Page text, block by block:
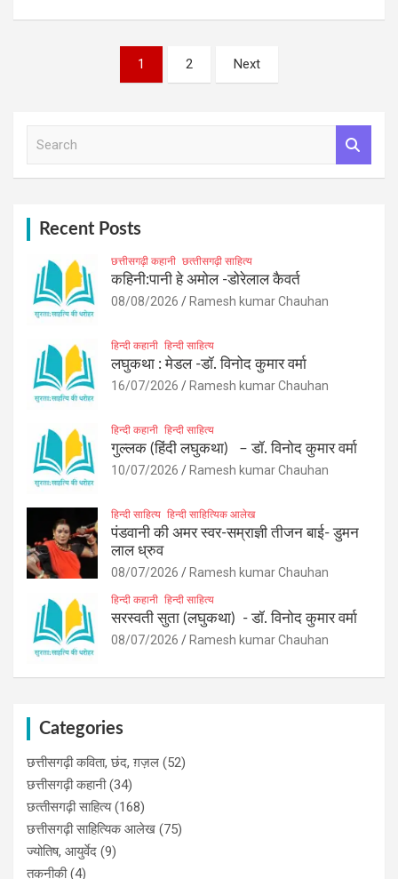
1 2 Next
Recent Posts
छत्तीसगढ़ी कहानी छत्‍तीसगढ़ी साहित्‍य
कहिनी:पानी हे अमोल -डोरेलाल कैवर्त
08/08/2026 Ramesh kumar Chauhan
हिन्दी कहानी हिन्दी साहित्य
लघुकथा : मेडल -डॉ. विनोद कुमार वर्मा
16/07/2026 Ramesh kumar Chauhan
हिन्दी कहानी हिन्दी साहित्य
गुल्लक (हिंदी लघुकथा) – डॉ. विनोद कुमार वर्मा
10/07/2026 Ramesh kumar Chauhan
हिन्दी साहित्य हिन्दी साहित्यिक आलेख
पंडवानी की अमर स्वर-सम्राज्ञी तीजन बाई- डुमन
लाल ध्रुव
08/07/2026 Ramesh kumar Chauhan
हिन्दी कहानी हिन्दी साहित्य
सरस्वती सुता (लघुकथा) ​- डॉ. विनोद कुमार वर्मा
08/07/2026 Ramesh kumar Chauhan
Categories
छत्तीसगढ़ी कविता, छंद, ग़ज़ल (52)
छत्तीसगढ़ी कहानी(34)
छत्‍तीसगढ़ी साहित्‍य(168)
छत्तीसगढ़ी साहित्यिक आलेख (75)
ज्योतिष, आयुर्वेद (9)
तकनीकी(4)